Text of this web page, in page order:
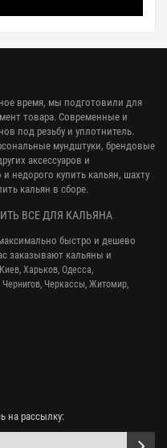
время, мы подготовили для
товара. Современные и
под резьбу и уплотнитель.
мундштуки, брендовые
аксессуаров и
недорого купить кальян, шахту
кальян в сборе.
ВСЕ ДЛЯ КАЛЬЯНА
быстро и дешево
заказывают кальяны и
Киев, Харьков, Одесса,
Чернигов, Черкассы, Житомир,
на рассылку: